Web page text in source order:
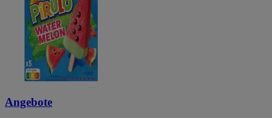
Angebote